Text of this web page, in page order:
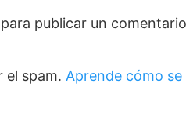
para publicar un
el spam. Aprende cómo